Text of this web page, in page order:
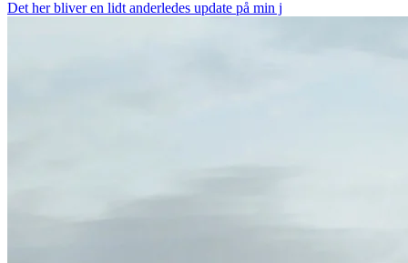
Det her bliver en lidt anderledes update på min j